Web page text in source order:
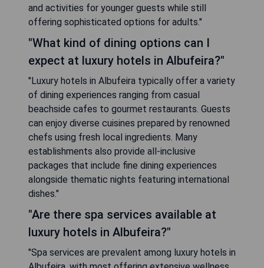
and activities for younger guests while still
offering sophisticated options for adults."
"What kind of dining options can I
expect at luxury hotels in Albufeira?"
"Luxury hotels in Albufeira typically offer a variety
of dining experiences ranging from casual
beachside cafes to gourmet restaurants. Guests
can enjoy diverse cuisines prepared by renowned
chefs using fresh local ingredients. Many
establishments also provide all-inclusive
packages that include fine dining experiences
alongside thematic nights featuring international
dishes."
"Are there spa services available at
luxury hotels in Albufeira?"
"Spa services are prevalent among luxury hotels in